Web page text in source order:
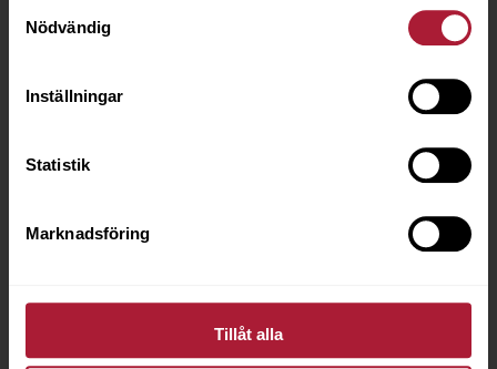
Nödvändig
Inställningar
Statistik
Marknadsföring
Tillåt alla
Som kund hos OC Oscarson har du flera fördelar:
Lägg din order dygnet
De flesta ordrar